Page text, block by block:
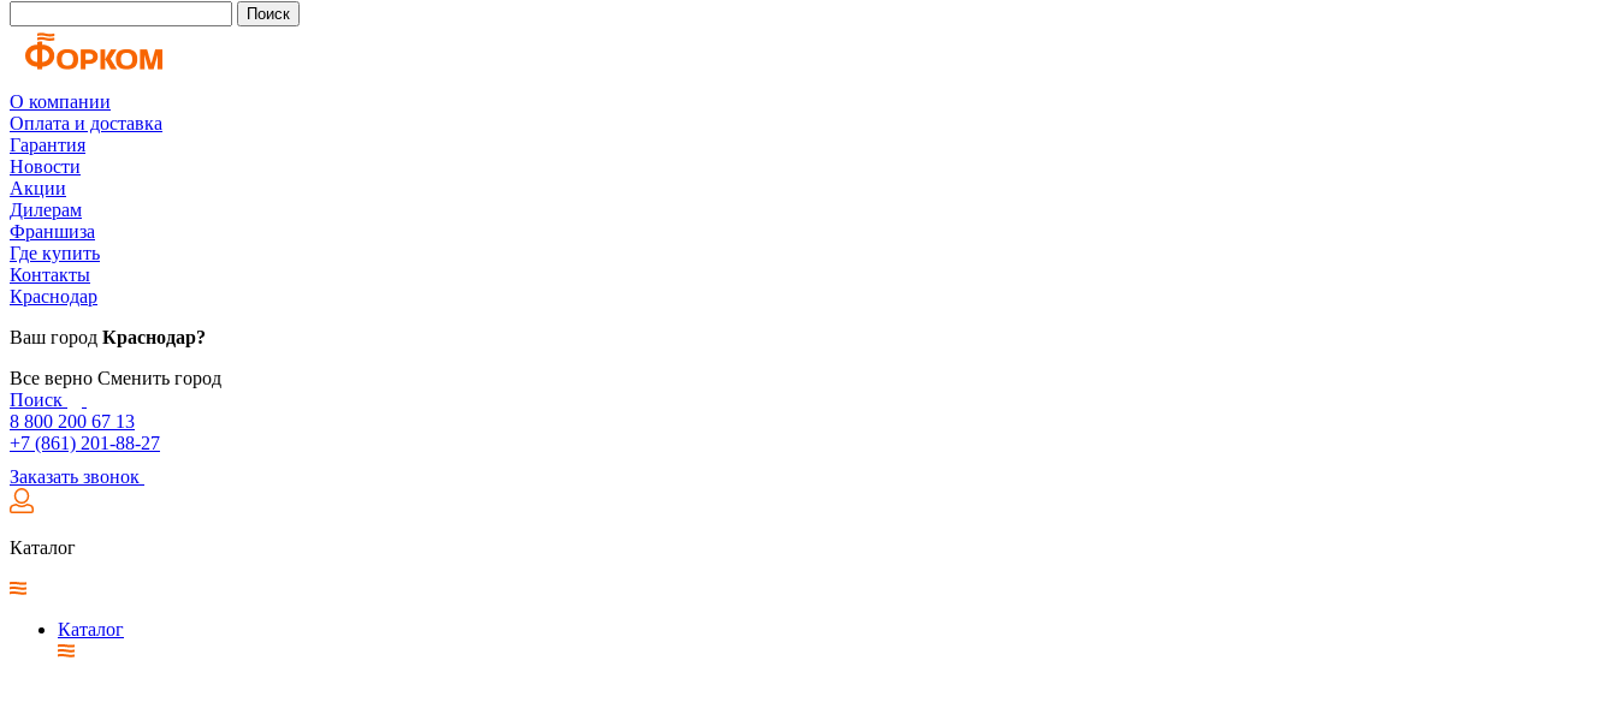
Поиск
О компании
Оплата и доставка
Гарантия
Новости
Акции
Дилерам
Франшиза
Где купить
Контакты
Краснодар
Ваш город Краснодар?
Все верно Сменить город
Поиск
8 800 200 67 13
+7 (861) 201-88-27
Заказать звонок
Каталог
Каталог